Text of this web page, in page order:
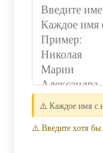
⚠️ Каждое имя с
⚠️ Введите хотя